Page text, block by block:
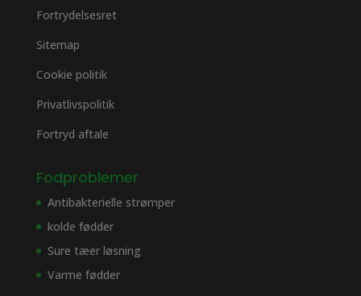
Fortrydelsesret
Sitemap
Cookie politik
Privatlivspolitik
Fortryd aftale
Fodproblemer
Antibakterielle strømper
kolde fødder
Sure tæer løsning
Varme fødder